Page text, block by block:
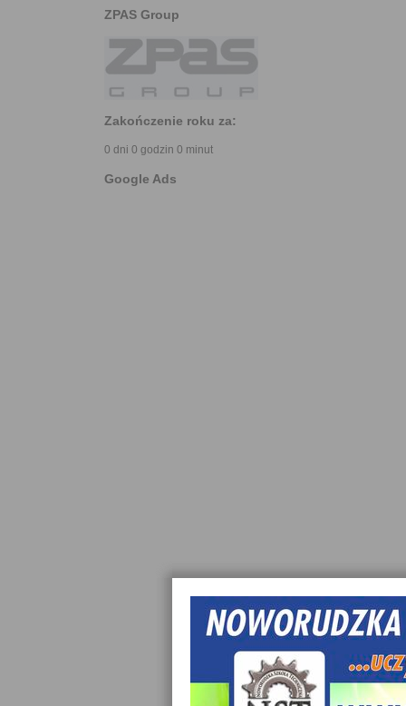
ZPAS Group
Zakończenie roku za:
0 dni 0 godzin 0 minut
Google Ads